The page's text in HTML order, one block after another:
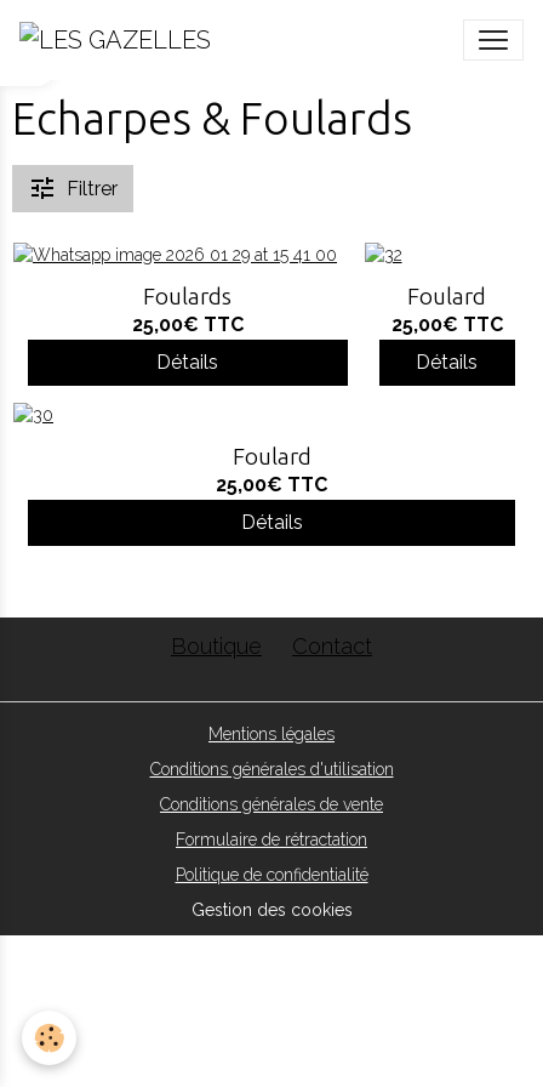
Echarpes & Foulards
Filtrer
Foulards
25,00€ TTC
Détails
Foulard
25,00€ TTC
Détails
Foulard
25,00€ TTC
Détails
Boutique Contact
Mentions légales
Conditions générales d'utilisation
Conditions générales de vente
Formulaire de rétractation
Politique de confidentialité
Gestion des cookies